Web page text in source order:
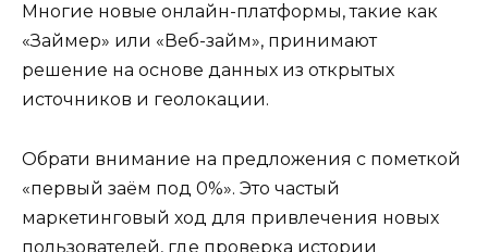
Многие новые онлайн-платформы, такие как
«Займер» или «Веб-займ», принимают
решение на основе данных из открытых
источников и геолокации.
Обрати внимание на предложения с пометкой
«первый заём под 0%». Это частый
маркетинговый ход для привлечения новых
пользователей, где проверка истории